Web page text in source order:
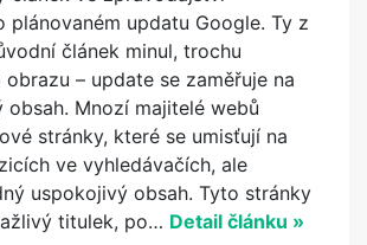
plánovaném updatu Google. Ty z
článek minul, trochu
obrazu – update se zaměřuje na
obsah. Mnozí majitelé webů
stránky, které se umisťují na
ve vyhledávačích, ale
uspokojivý obsah. Tyto stránky
titulek, po… Detail článku »